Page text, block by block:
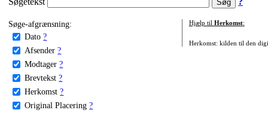
Søge-afgrænsning:
Dato ?
Afsender ?
Modtager ?
Brevtekst ?
Herkomst ?
Original Placering ?
Hjælp til Herkomst:
Herkomst: kilden til den